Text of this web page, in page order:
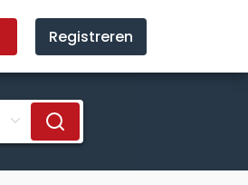
Registreren